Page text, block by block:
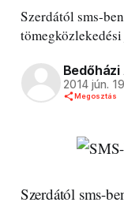
Szerdától sms-
2014 jún. 19
Megosztás
Szerdától sms-